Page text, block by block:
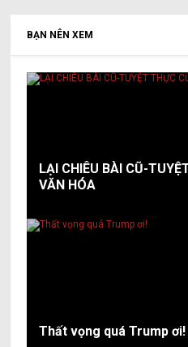
BẠN NÊN XEM
LẠI CHIÊU BÀI CŨ-
VĂN HÓA
Thất vọng quá Trump ơi!